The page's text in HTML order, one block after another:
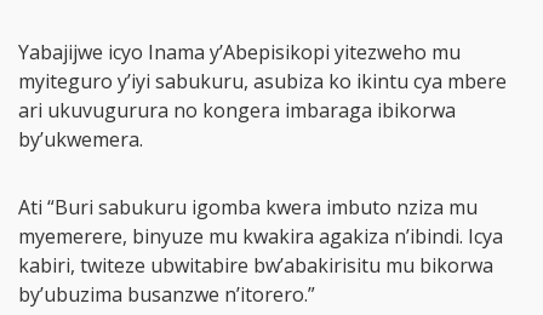
Yabajijwe icyo Inama y’Abepisikopi yitezweho mu
myiteguro y’iyi sabukuru, asubiza ko ikintu cya mbere
ari ukuvugurura no kongera imbaraga ibikorwa
by’ukwemera.
Ati “Buri sabukuru igomba kwera imbuto nziza mu
myemerere, binyuze mu kwakira agakiza n’ibindi. Icya
kabiri, twiteze ubwitabire bw’abakirisitu mu bikorwa
by’ubuzima busanzwe n’itorero.”